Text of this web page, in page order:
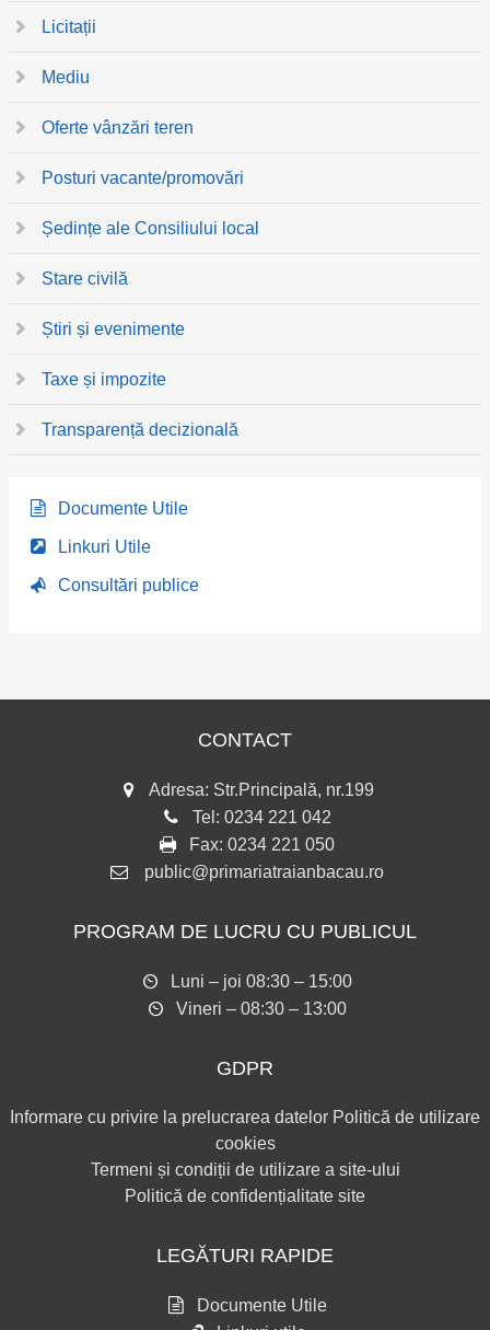
Licitații
Mediu
Oferte vânzări teren
Posturi vacante/promovări
Ședințe ale Consiliului local
Stare civilă
Știri și evenimente
Taxe și impozite
Transparență decizională
Documente Utile
Linkuri Utile
Consultări publice
CONTACT
Adresa: Str.Principală, nr.199
Tel: 0234 221 042
Fax: 0234 221 050
public@primariatraianbacau.ro
PROGRAM DE LUCRU CU PUBLICUL
Luni – joi 08:30 – 15:00
Vineri – 08:30 – 13:00
GDPR
Informare cu privire la prelucrarea datelor Politică de utilizare
cookies
Termeni și condiții de utilizare a site-ului
Politică de confidențialitate site
LEGĂTURI RAPIDE
Documente Utile